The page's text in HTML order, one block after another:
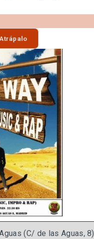
(C/ de las Aguas, 8)